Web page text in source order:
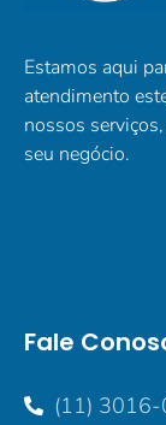
Estamos aqui
atendimento
nossos
seu negócio.
Fale
(11)